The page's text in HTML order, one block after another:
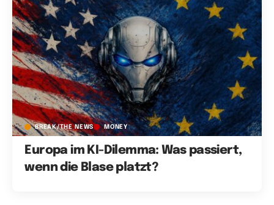
BREAK/THE NEWS MONEY
Europa im KI-Dilemma: Was passiert,
wenn die Blase platzt?